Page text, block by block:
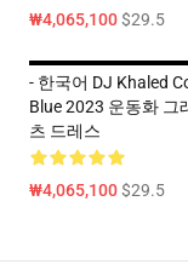
₩4,065,100$29.5
- 한국어 DJ Khaled
Blue 2023 운동화 그
츠 드레스
₩4,065,100$29.5